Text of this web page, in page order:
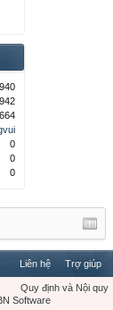
0
0
0
Liên hệ Trợ giúp
Quy định và Nội quy
Software